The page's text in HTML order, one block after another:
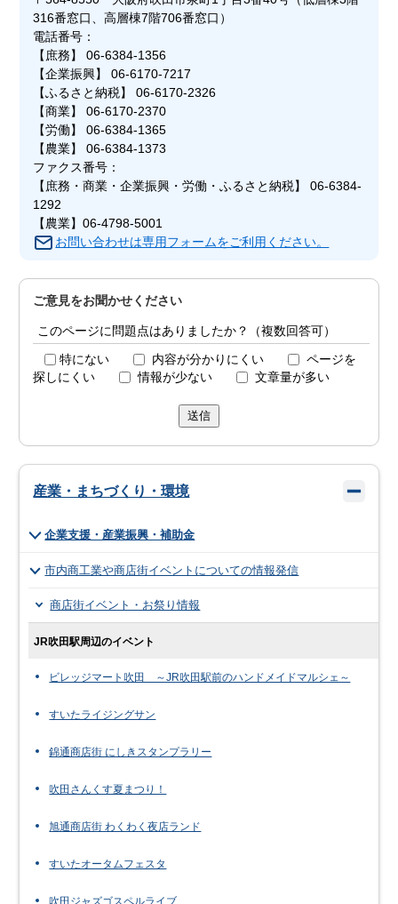
316番窓口、高層棟7階706番窓口）
電話番号：
【庶務】 06-6384-1356
【企業振興】 06-6170-7217
【ふるさと納税】 06-6170-2326
【商業】 06-6170-2370
【労働】 06-6384-1365
【農業】 06-6384-1373
ファクス番号：
【庶務・商業・企業振興・労働・ふるさと納税】 06-6384-
1292
【農業】06-4798-5001
お問い合わせは専用フォームをご利用ください。
ご意見をお聞かせください
このページに問題点はありましたか？（複数回答可）
特にない 内容が分かりにくい
ページを
探しにくい
情報が少ない 文章量が多い
送信
産業・まちづくり・環境
企業支援・産業振興・補助金
市内商工業や商店街イベントについての情報発信
商店街イベント・お祭り情報
JR吹田駅周辺のイベント
ビレッジマート吹田 ～JR吹田駅前のハンドメイドマルシェ～
すいたライジングサン
錦通商店街 にしきスタンプラリー
吹田さんくす夏まつり！
旭通商店街 わくわく夜店ランド
すいたオータムフェスタ
吹田ジャズゴスペルライブ